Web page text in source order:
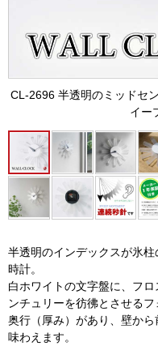
CL-2696 半透明のミッドセ
イー
半透明のインデックスが氷
時計。
白ホワイトの文字盤に、フ
ンチュリーを彷彿とさせるフ
奥行（厚み）があり、壁か
味わえます。